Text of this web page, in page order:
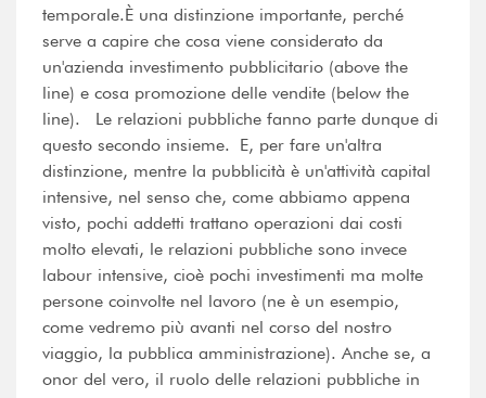
temporale.È una distinzione importante, perché
serve a capire che cosa viene considerato da
un'azienda investimento pubblicitario (above the
line) e cosa promozione delle vendite (below the
line). Le relazioni pubbliche fanno parte dunque di
questo secondo insieme. E, per fare un'altra
distinzione, mentre la pubblicità è un'attività capital
intensive, nel senso che, come abbiamo appena
visto, pochi addetti trattano operazioni dai costi
molto elevati, le relazioni pubbliche sono invece
labour intensive, cioè pochi investimenti ma molte
persone coinvolte nel lavoro (ne è un esempio,
come vedremo più avanti nel corso del nostro
viaggio, la pubblica amministrazione). Anche se, a
onor del vero, il ruolo delle relazioni pubbliche in